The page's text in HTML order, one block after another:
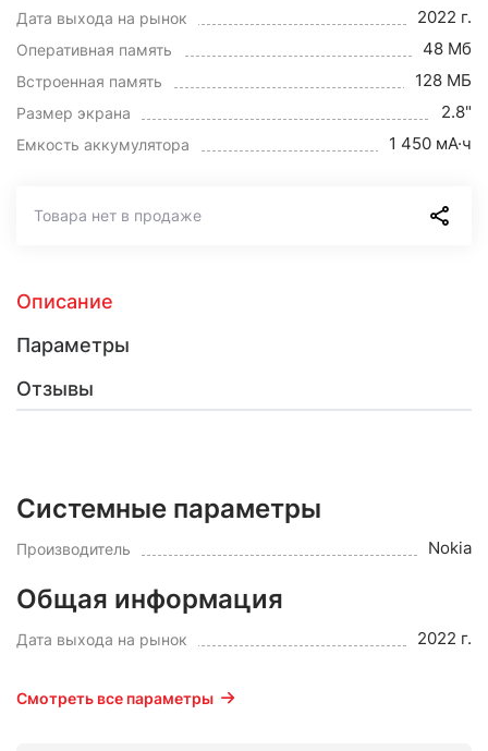
Дата выхода на рынок 2022 г.
Оперативная память 48 Мб
Встроенная память 128 МБ
Размер экрана 2.8"
Емкость аккумулятора 1 450 мА·ч
Товара нет в продаже
Описание
Параметры
Отзывы
Системные параметры
Производитель Nokia
Общая информация
Дата выхода на рынок 2022 г.
Смотреть все параметры